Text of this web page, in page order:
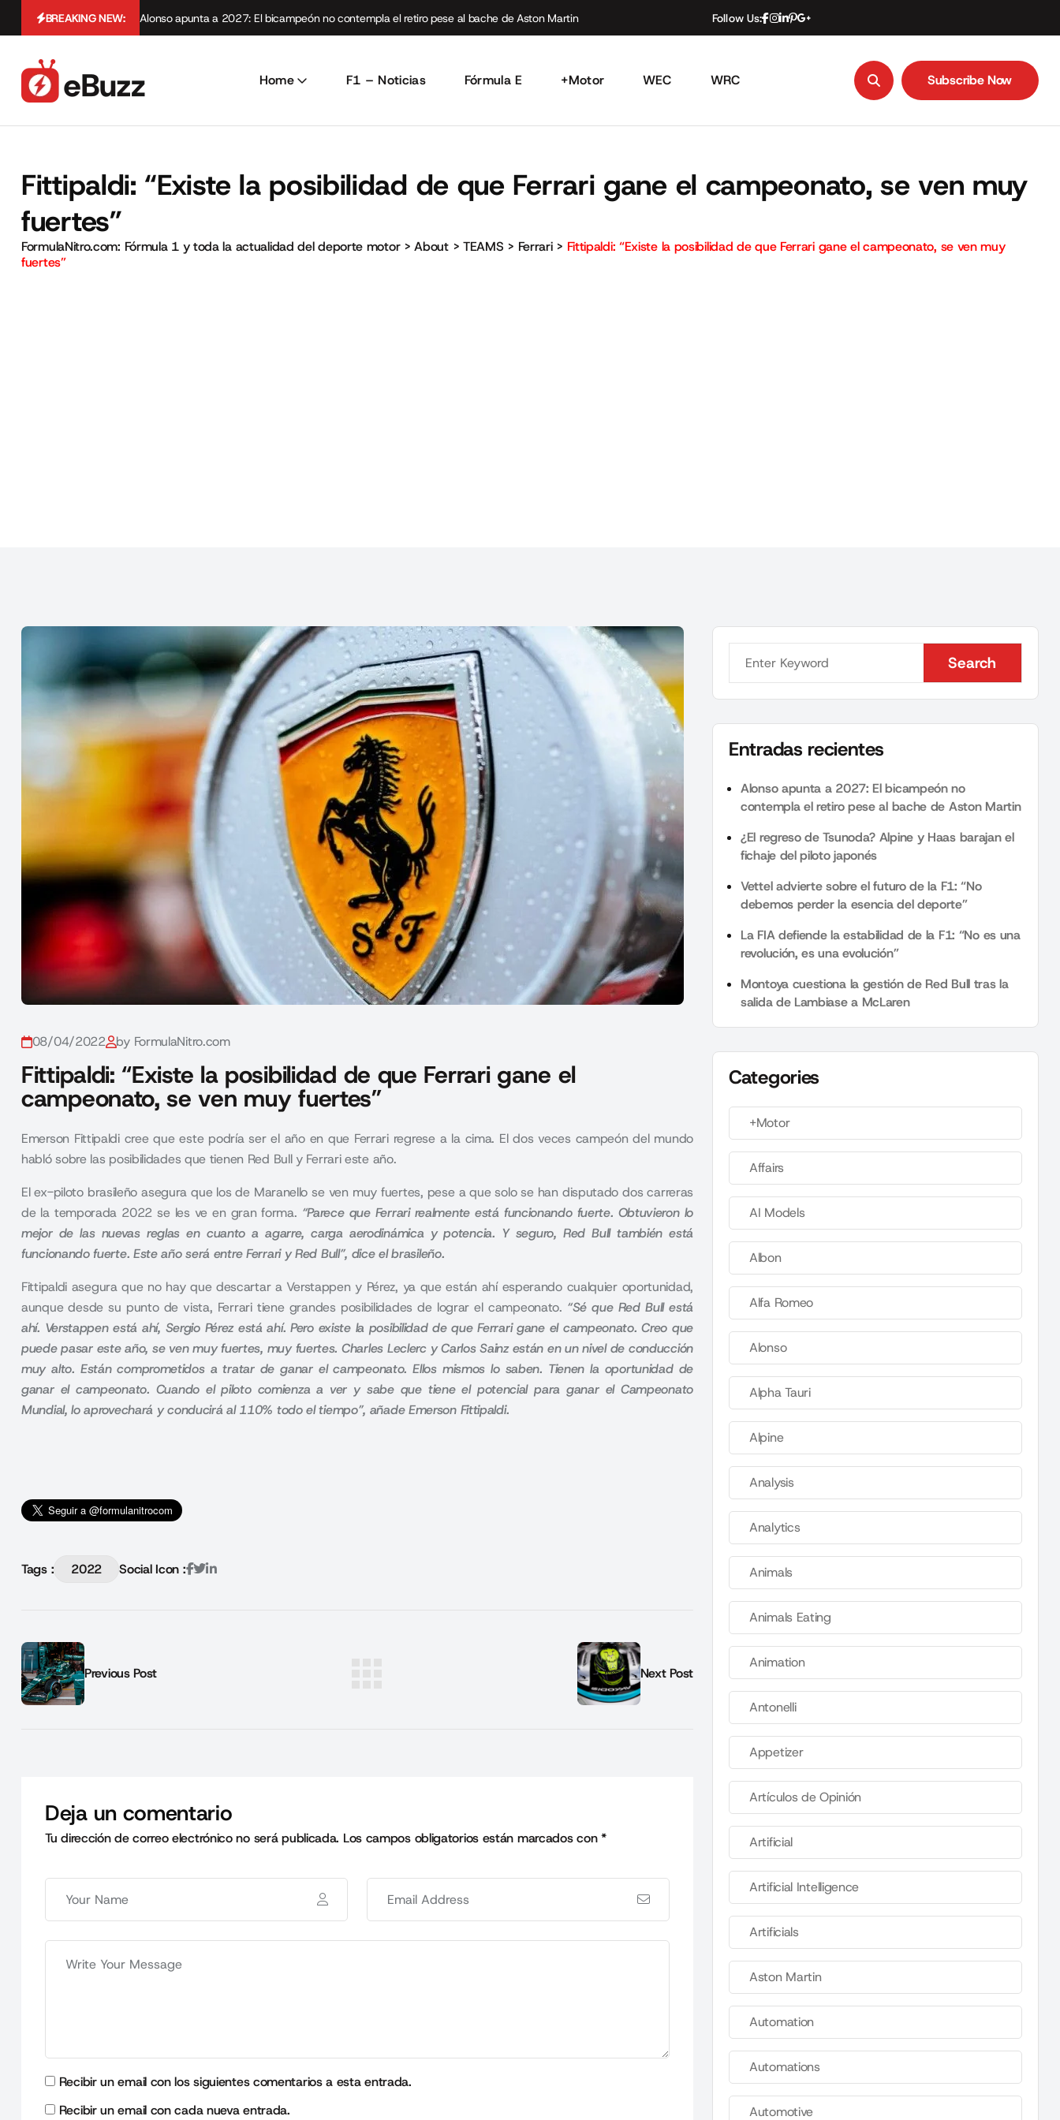
BREAKING NEW: Alonso apunta a 2027: El bicampeón no contempla el retiro pese al bache de Aston Martin Follow Us:
Home F1 – Noticias Fórmula E +Motor WEC WRC Subscribe Now
Fittipaldi: “Existe la posibilidad de que Ferrari gane el campeonato, se ven muy
fuertes”
FormulaNitro.com: Fórmula 1 y toda la actualidad del deporte motor>About> TEAMS > Ferrari> Fittipaldi: “Existe la posibilidad de que Ferrari gane el campeonato, se ven muy
fuertes”
08/04/2022 by FormulaNitro.com
Fittipaldi: “Existe la posibilidad de que Ferrari gane el
campeonato, se ven muy fuertes”
Emerson Fittipaldi cree que este podría ser el año en que Ferrari regrese a la cima. El dos veces campeón del mundo
habló sobre las posibilidades que tienen Red Bull y Ferrari este año.
El ex-piloto brasileño asegura que los de Maranello se ven muy fuertes, pese a que solo se han disputado dos carreras
de la temporada 2022 se les ve en gran forma. “Parece que Ferrari realmente está funcionando fuerte. Obtuvieron lo
mejor de las nuevas reglas en cuanto a agarre, carga aerodinámica y potencia. Y seguro, Red Bull también está
funcionando fuerte. Este año será entre Ferrari y Red Bull”, dice el brasileño.
Fittipaldi asegura que no hay que descartar a Verstappen y Pérez, ya que están ahí esperando cualquier oportunidad,
aunque desde su punto de vista, Ferrari tiene grandes posibilidades de lograr el campeonato. “Sé que Red Bull está
ahí. Verstappen está ahí, Sergio Pérez está ahí. Pero existe la posibilidad de que Ferrari gane el campeonato. Creo que
puede pasar este año, se ven muy fuertes, muy fuertes. Charles Leclerc y Carlos Sainz están en un nivel de conducción
muy alto. Están comprometidos a tratar de ganar el campeonato. Ellos mismos lo saben. Tienen la oportunidad de
ganar el campeonato. Cuando el piloto comienza a ver y sabe que tiene el potencial para ganar el Campeonato
Mundial, lo aprovechará y conducirá al 110% todo el tiempo”, añade Emerson Fittipaldi.
Tags : 2022 Social Icon :
Previous Post Next Post
Deja un comentario
Tu dirección de correo electrónico no será publicada. Los campos obligatorios están marcados con*
Recibir un email con los siguientes comentarios a esta entrada.
Recibir un email con cada nueva entrada.
Search
Search
Entradas recientes
Alonso apunta a 2027: El bicampeón no
contempla el retiro pese al bache de Aston Martin
¿El regreso de Tsunoda? Alpine y Haas barajan el
fichaje del piloto japonés
Vettel advierte sobre el futuro de la F1: “No
debemos perder la esencia del deporte”
La FIA defiende la estabilidad de la F1: “No es una
revolución, es una evolución”
Montoya cuestiona la gestión de Red Bull tras la
salida de Lambiase a McLaren
Categories
+Motor
Affairs
AI Models
Albon
Alfa Romeo
Alonso
Alpha Tauri
Alpine
Analysis
Analytics
Animals
Animals Eating
Animation
Antonelli
Appetizer
Artículos de Opinión
Artificial
Artificial Intelligence
Artificials
Aston Martin
Automation
Automations
Automotive